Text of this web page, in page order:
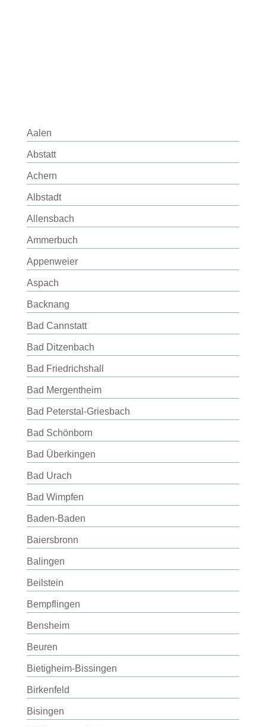
Aalen
Abstatt
Achern
Albstadt
Allensbach
Ammerbuch
Appenweier
Aspach
Backnang
Bad Cannstatt
Bad Ditzenbach
Bad Friedrichshall
Bad Mergentheim
Bad Peterstal-Griesbach
Bad Schönborn
Bad Überkingen
Bad Urach
Bad Wimpfen
Baden-Baden
Baiersbronn
Balingen
Beilstein
Bempflingen
Bensheim
Beuren
Bietigheim-Bissingen
Birkenfeld
Bisingen